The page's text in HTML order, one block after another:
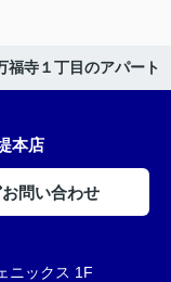
福寺１丁目のアパート
本店
お問い合わせ
ニックス 1F